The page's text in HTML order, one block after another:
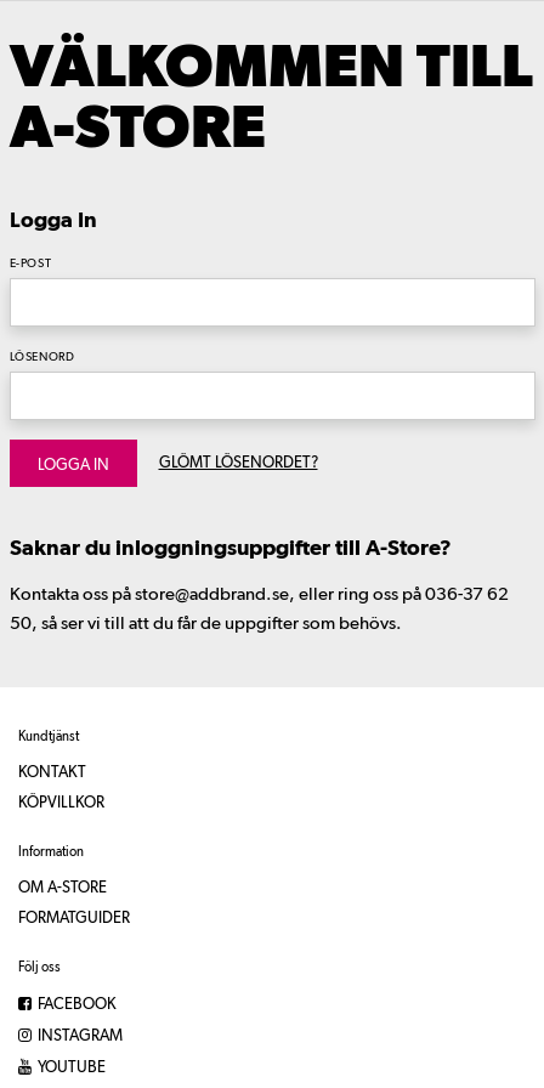
VÄLKOMMEN TILL
A-STORE
Logga In
E-POST
LÖSENORD
LOGGA IN GLÖMT LÖSENORDET?
Saknar du inloggningsuppgifter till A-Store?
Kontakta oss på store@addbrand.se, eller ring oss på 036-37 62
50, så ser vi till att du får de uppgifter som behövs.
Kundtjänst
KONTAKT
KÖPVILLKOR
Information
OM A-STORE
FORMATGUIDER
Följ oss
FACEBOOK
INSTAGRAM
YOUTUBE